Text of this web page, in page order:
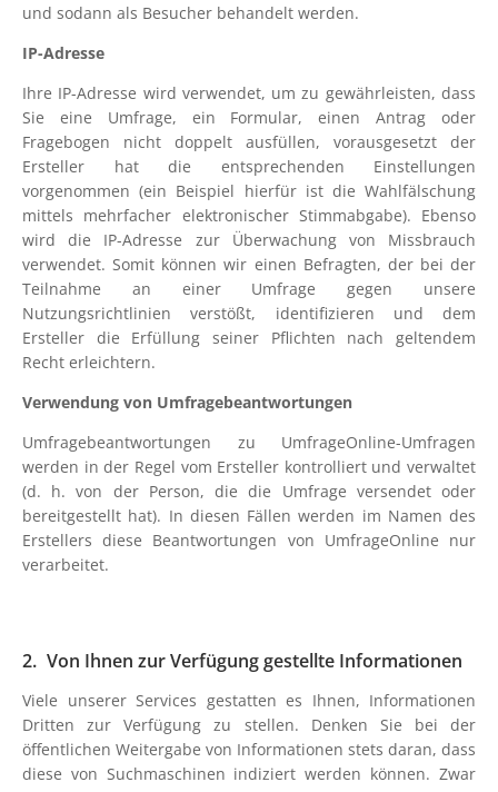
und sodann als Besucher behandelt werden.
IP-Adresse
Ihre IP-Adresse wird verwendet, um zu gewährleisten, dass
Sie eine Umfrage, ein Formular, einen Antrag oder
Fragebogen nicht doppelt ausfüllen, vorausgesetzt der
Ersteller hat die entsprechenden Einstellungen
vorgenommen (ein Beispiel hierfür ist die Wahlfälschung
mittels mehrfacher elektronischer Stimmabgabe). Ebenso
wird die IP-Adresse zur Überwachung von Missbrauch
verwendet. Somit können wir einen Befragten, der bei der
Teilnahme an einer Umfrage gegen unsere
Nutzungsrichtlinien verstößt, identifizieren und dem
Ersteller die Erfüllung seiner Pflichten nach geltendem
Recht erleichtern.
Verwendung von Umfragebeantwortungen
Umfragebeantwortungen zu UmfrageOnline-Umfragen
werden in der Regel vom Ersteller kontrolliert und verwaltet
(d. h. von der Person, die die Umfrage versendet oder
bereitgestellt hat). In diesen Fällen werden im Namen des
Erstellers diese Beantwortungen von UmfrageOnline nur
verarbeitet.
Von Ihnen zur Verfügung gestellte Informationen
Viele unserer Services gestatten es Ihnen, Informationen
Dritten zur Verfügung zu stellen. Denken Sie bei der
öffentlichen Weitergabe von Informationen stets daran, dass
diese von Suchmaschinen indiziert werden können. Zwar